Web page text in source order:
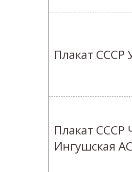
Плакат СССР
Плакат СССР
Ингушская